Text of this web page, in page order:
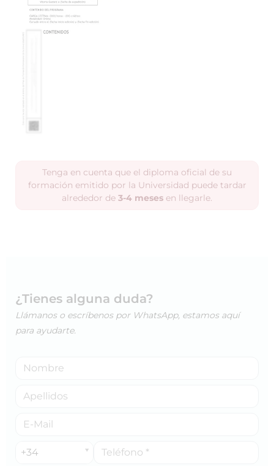
Tenga en cuenta que el diploma oficial de su
formación emitido por la Universidad puede tardar
alrededor de 3-4 meses en llegarle.
¿Tienes alguna duda?
Llámanos o escríbenos por WhatsApp, estamos aquí
para ayudarte.
+34